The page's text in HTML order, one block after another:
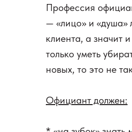
Профессия
— «лицо» и «душа»
клиента, а значит
только уметь
новых, то это не
Официант должен: